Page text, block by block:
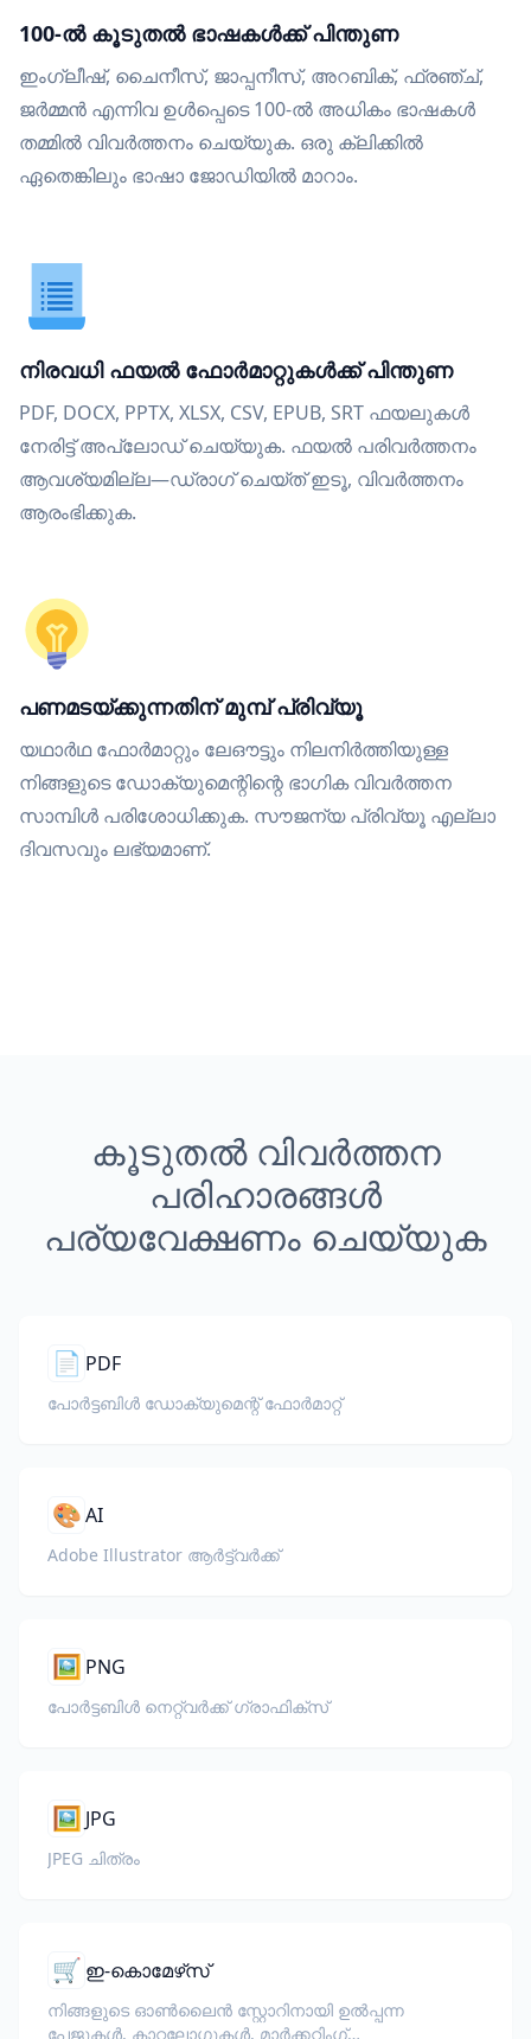
100-ൽ കൂടുതൽ ഭാഷകൾക്ക് പിന്തുണ
ഇംഗ്ലീഷ്, ചൈനീസ്, ജാപ്പനീസ്, അറബിക്, ഫ്രഞ്ച്,
ജർമ്മൻ എന്നിവ ഉൾപ്പെടെ 100-ൽ അധികം ഭാഷകൾ
തമ്മിൽ വിവർത്തനം ചെയ്യുക. ഒരു ക്ലിക്കിൽ
ഏതെങ്കിലും ഭാഷാ ജോഡിയിൽ മാറാം.
നിരവധി ഫയൽ ഫോർമാറ്റുകൾക്ക് പിന്തുണ
PDF, DOCX, PPTX, XLSX, CSV, EPUB, SRT ഫയലുകൾ
നേരിട്ട് അപ്‌ലോഡ് ചെയ്യുക. ഫയൽ പരിവർത്തനം
ആവശ്യമില്ല—ഡ്രാഗ് ചെയ്ത് ഇടൂ, വിവർത്തനം
ആരംഭിക്കുക.
പണമടയ്ക്കുന്നതിന് മുമ്പ് പ്രിവ്യൂ
യഥാർഥ ഫോർമാറ്റും ലേഔട്ടും നിലനിർത്തിയുള്ള
നിങ്ങളുടെ ഡോക്യുമെന്റിന്റെ ഭാഗിക വിവർത്തന
സാമ്പിൾ പരിശോധിക്കുക. സൗജന്യ പ്രിവ്യൂ എല്ലാ
ദിവസവും ലഭ്യമാണ്.
കൂടുതൽ വിവർത്തന
പരിഹാരങ്ങൾ
പര്യവേക്ഷണം ചെയ്യുക
📄 PDF
പോർട്ടബിൾ ഡോക്യുമെന്റ് ഫോർമാറ്റ്
🎨AI
Adobe Illustrator ആർട്ട്‌വർക്ക്
🖼️ PNG
പോർട്ടബിൾ നെറ്റ്‌വർക്ക് ഗ്രാഫിക്സ്
🖼️ JPG
JPEG ചിത്രം
🛒 ഇ-കൊമേഴ്‌സ്
നിങ്ങളുടെ ഓൺലൈൻ സ്റ്റോറിനായി ഉൽപ്പന്ന
പേജുകൾ, കാറ്റലോഗുകൾ, മാർക്കറ്റിംഗ്